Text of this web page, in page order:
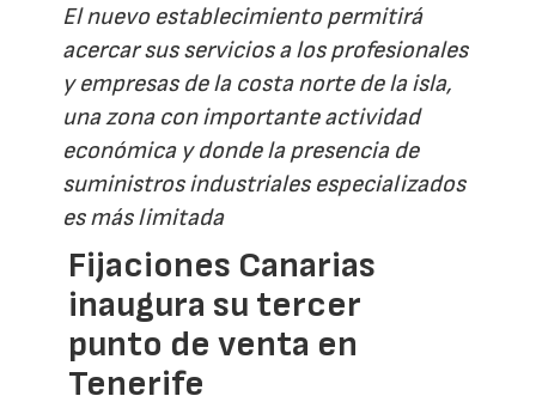
El nuevo establecimiento permitirá
acercar sus servicios a los profesionales
y empresas de la costa norte de la isla,
una zona con importante actividad
económica y donde la presencia de
suministros industriales especializados
es más limitada
Fijaciones Canarias
inaugura su tercer
punto de venta en
Tenerife